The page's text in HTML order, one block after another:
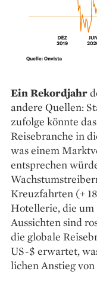
Ein Rekordjahr
andere Quellen:
zufolge könnte
Reisebranche in
was einem
entsprechen
Kreuzfahrten (+
Hotellerie, die um
Aussichten sind
die ­globale
US-$ erwartet,
lichen Anstieg